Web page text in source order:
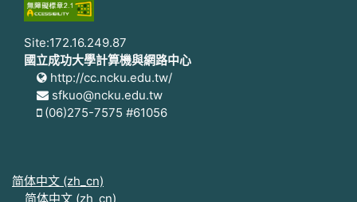
Site:172.16.249.87
國立成功大學計算機與網路中心
http://cc.ncku.edu.tw/
sfkuo@ncku.edu.tw
(06)275-7575 #61056
简体中文 ‎(zh_cn)‎
简体中文 ‎(zh_cn)‎